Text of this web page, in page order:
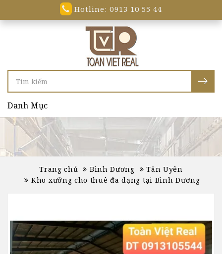
Hotline: 0913 10 55 44
Danh Mục
Trang chủ Bình Dương
Tân Uyên
Kho xưởng cho thuê đa dạng tại Bình Dương